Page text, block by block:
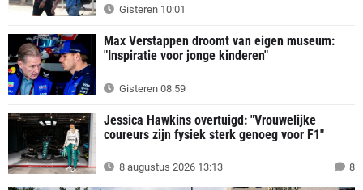
Gisteren 10:01
Max Verstappen droomt van eigen museum:
"Inspiratie voor jonge kinderen"
Gisteren 08:59
Jessica Hawkins overtuigd: "Vrouwelijke
coureurs zijn fysiek sterk genoeg voor F1"
8 augustus 2026 13:13 8